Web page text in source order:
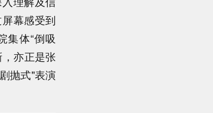
幕感受到
集体“倒吸
亦正是张
抛式"表演